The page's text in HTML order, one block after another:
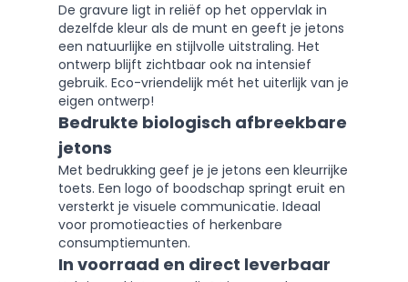
De gravure ligt in reliëf op het oppervlak in
dezelfde kleur als de munt en geeft je jetons
een natuurlijke en stijlvolle uitstraling. Het
ontwerp blijft zichtbaar ook na intensief
gebruik. Eco-vriendelijk mét het uiterlijk van je
eigen ontwerp!
Bedrukte biologisch afbreekbare
jetons
Met bedrukking geef je je jetons een kleurrijke
toets. Een logo of boodschap springt eruit en
versterkt je visuele communicatie. Ideaal
voor promotieacties of herkenbare
consumptiemunten.
In voorraad en direct leverbaar